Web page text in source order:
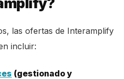
las ofertas de Interamplify
incluir:
(gestionado y